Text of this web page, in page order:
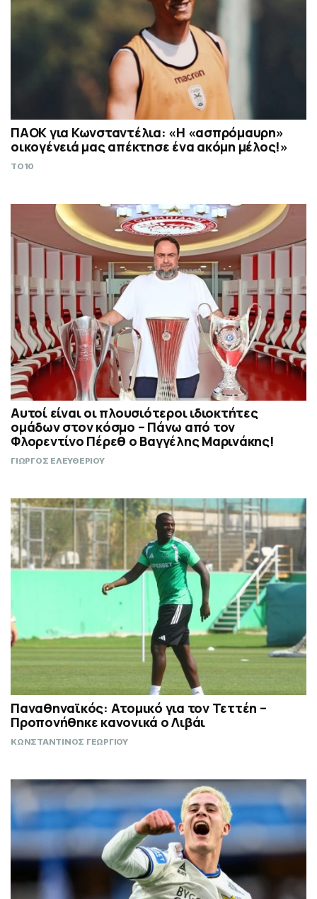
ΠΑΟΚ για Κωνσταντέλια: «Η «ασπρόμαυρη»
οικογένειά μας απέκτησε ένα ακόμη μέλος!»
TO10
Αυτοί είναι οι πλουσιότεροι ιδιοκτήτες
ομάδων στον κόσμο – Πάνω από τον
Φλορεντίνο Πέρεθ ο Βαγγέλης Μαρινάκης!
ΓΙΩΡΓΟΣ ΕΛΕΥΘΕΡΙΟΥ
Παναθηναϊκός: Ατομικό για τον Τεττέη –
Προπονήθηκε κανονικά ο Λιβάι
ΚΩΝΣΤΑΝΤΙΝΟΣ ΓΕΩΡΓΙΟΥ